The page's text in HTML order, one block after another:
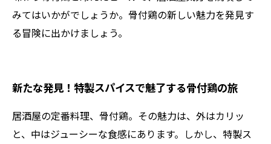
みてはいかがでしょうか。骨付鶏の新しい魅力を発見す
る冒険に出かけましょう。
新たな発見！特製スパイスで魅了する骨付鶏の旅
居酒屋の定番料理、骨付鶏。その魅力は、外はカリッ
と、中はジューシーな食感にあります。しかし、特製ス